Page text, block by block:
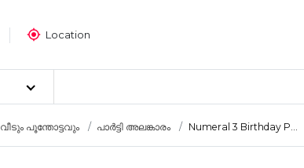
Location
വീടും പൂന്തോട്ടവും പാർട്ടി അലങ്കാരം Numeral 3 Birthday P...